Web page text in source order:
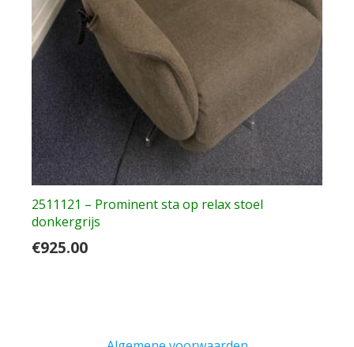
2511121 – Prominent sta op relax stoel
donkergrijs
€925.00